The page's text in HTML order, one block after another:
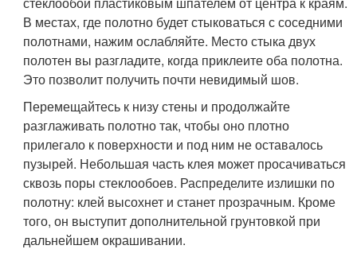
В местах, где полотно будет стыковаться с соседними
полотнами, нажим ослабляйте. Место стыка двух
полотен вы разгладите, когда приклеите оба полотна.
Это позволит получить почти невидимый шов.
Перемещайтесь к низу стены и продолжайте
разглаживать полотно так, чтобы оно плотно
прилегало к поверхности и под ним не оставалось
пузырей. Небольшая часть клея может просачиваться
сквозь поры стеклообоев. Распределите излишки по
полотну: клей высохнет и станет прозрачным. Кроме
того, он выступит дополнительной грунтовкой при
дальнейшем окрашивании.